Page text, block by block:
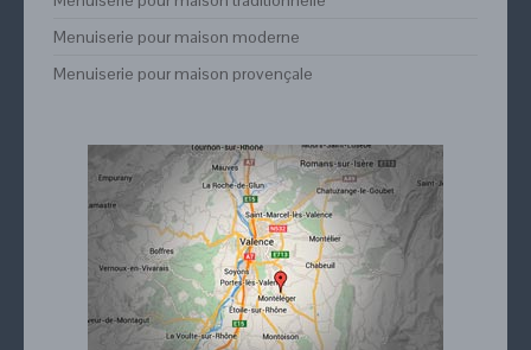
Menuiserie pour maison moderne
Menuiserie pour maison provençale